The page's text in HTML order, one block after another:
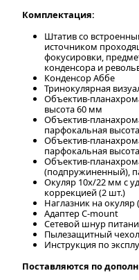
Комплектация:
Штатив со
источником
фокусировки,
конденсора и
Конденсор Аббе
Тринокулярная
Объектив-
высота 60 мм
Объектив-
парфокальная
Объектив-
парфокальная
Объектив-
(подпружиненный),
Окуляр 10x/22 мм с
коррекцией (2 шт.)
Наглазник на окуляр
Адаптер C-mount
Сетевой шнур
Пылезащитный чехол
Инструкция по
Поставляются по